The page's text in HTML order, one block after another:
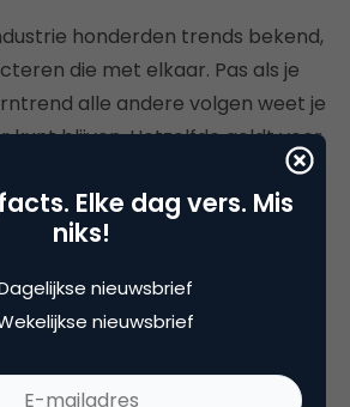
honderden trends bekend,
die met elkaar. Pas als je
alle andere volgen weet je
kunt blijven. Hetzelfde geldt voor
marketeers, enzovoort. Als je
tussen inzichten zelf in
maar op redenen
Elke dag vers. Mis
niks!
nieuwsbrief
nieuwsbrief